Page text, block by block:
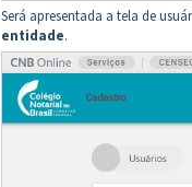
Será apresentada a tela de
entidade.